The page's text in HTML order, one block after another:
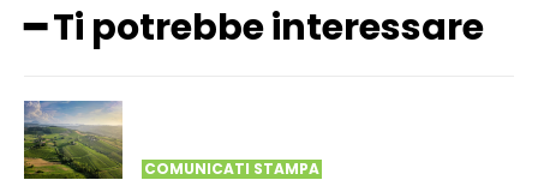
━ Ti potrebbe interessare
COMUNICATI STAMPA